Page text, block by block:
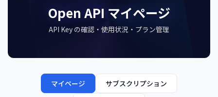
Open API マイページ
API Key の確認・使用状況・プラン管理
マイページ
サブスクリプション